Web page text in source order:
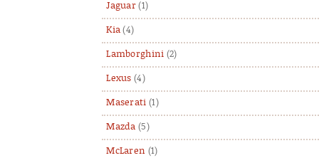
Jaguar (1)
Kia (4)
Lamborghini (2)
Lexus (4)
Maserati (1)
Mazda (5)
McLaren (1)